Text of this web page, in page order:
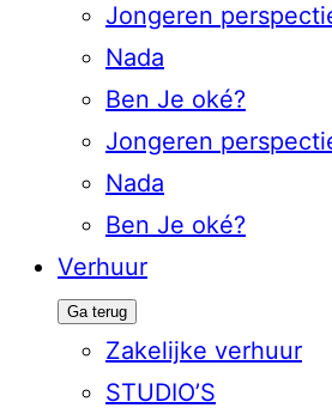
Jongeren
Nada
Ben Je oké?
Jongeren
Nada
Ben Je oké?
Verhuur
Ga terug
Zakelijke verhuur
STUDIO’S